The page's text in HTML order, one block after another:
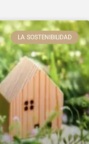
LA SOSTENIBILIDAD